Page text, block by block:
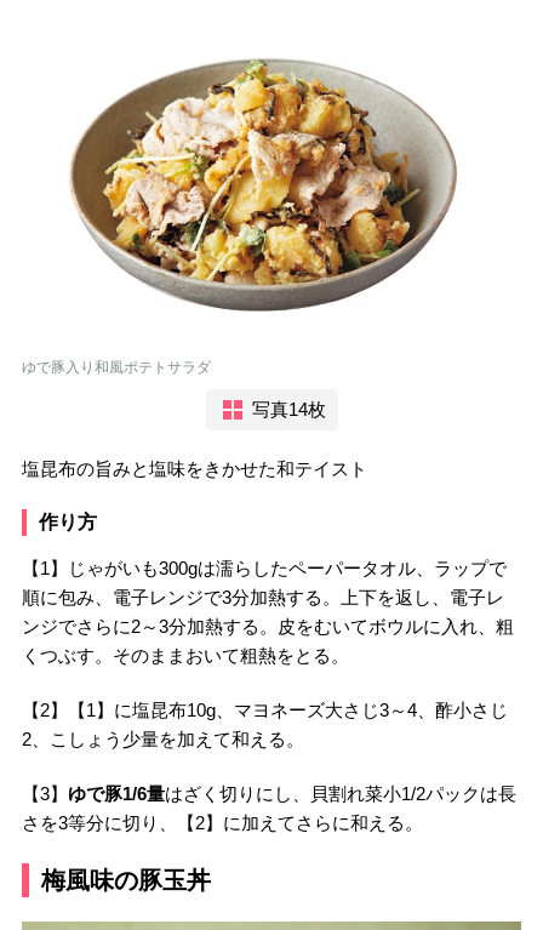
ゆで豚入り和風ポテトサラダ
写真14枚
塩昆布の旨みと塩味をきかせた和テイスト
作り方
【1】じゃがいも300gは濡らしたペーパータオル、ラップで
順に包み、電子レンジで3分加熱する。上下を返し、電子レ
ンジでさらに2～3分加熱する。皮をむいてボウルに入れ、粗
くつぶす。そのままおいて粗熱をとる。
【2】【1】に塩昆布10g、マヨネーズ大さじ3～4、酢小さじ
2、こしょう少量を加えて和える。
【3】 ゆで豚1/6量はざく切りにし、貝割れ菜小1/2パックは長
さを3等分に切り、【2】に加えてさらに和える。
梅風味の豚玉丼